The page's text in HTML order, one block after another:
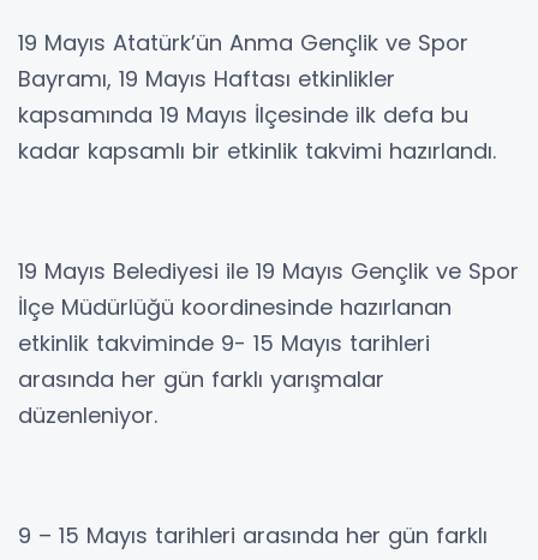
19 Mayıs Atatürk’ün Anma Gençlik ve Spor
Bayramı, 19 Mayıs Haftası etkinlikler
kapsamında 19 Mayıs İlçesinde ilk defa bu
kadar kapsamlı bir etkinlik takvimi hazırlandı.
19 Mayıs Belediyesi ile 19 Mayıs Gençlik ve Spor
İlçe Müdürlüğü koordinesinde hazırlanan
etkinlik takviminde 9- 15 Mayıs tarihleri
arasında her gün farklı yarışmalar
düzenleniyor.
9 – 15 Mayıs tarihleri arasında her gün farklı